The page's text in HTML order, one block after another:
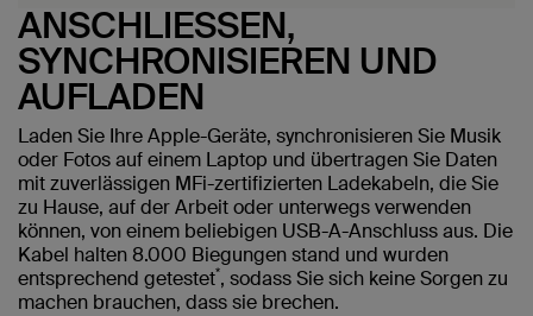
ANSCHLIESSEN,
SYNCHRONISIEREN UND
AUFLADEN
Laden Sie Ihre Apple-Geräte, synchronisieren Sie Musik
oder Fotos auf einem Laptop und übertragen Sie Daten
mit zuverlässigen MFi-zertifizierten Ladekabeln, die Sie
zu Hause, auf der Arbeit oder unterwegs verwenden
können, von einem beliebigen USB-A-Anschluss aus. Die
Kabel halten 8.000 Biegungen stand und wurden
entsprechend getestet*, sodass Sie sich keine Sorgen zu
machen brauchen, dass sie brechen.